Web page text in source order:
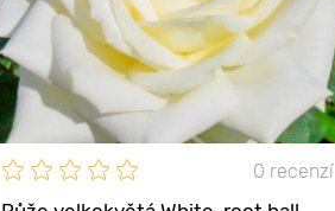
0 recenzí
Vzdálenost mezi
rostlinami
50 - 100 cm
Poloha
Mrazuvzdornost mrazuvzdorný